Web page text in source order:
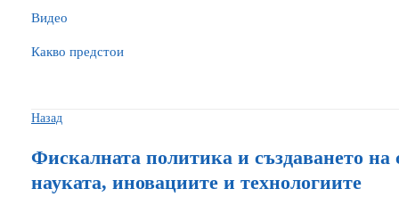
Видео
Какво предстои
Назад
Фискалната политика и създаването на
науката, иновациите и технологиите